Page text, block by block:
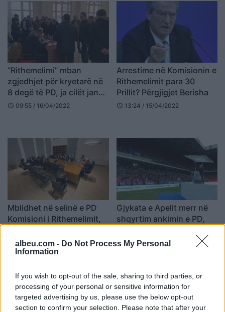
albeu.com - Do Not Process My Personal
Information
If you wish to opt-out of the sale, sharing to third parties, or
processing of your personal or sensitive information for
targeted advertising by us, please use the below opt-out
section to confirm your selection. Please note that after your
“Rithemelimi” mban
zgjedhjet për kryetarë në
8 degë të PD, ja cilët janë
kandidatët
schedule 09:55 / 16/04/2022
Arrestime në Komisionin e
Rithemelimit para 30
Prillit? Përgjigjet Berisha
schedule 13:24 / 15/04/2022
Mblidhet në selinë e PD
Komisioni i Rithemelimit,
(FOTO LAJM)
19:54 / 13/04/2022
Gjykata e Apelit merr në
shqyrtim ankimin e PD,
schedule 15:13 / 12/04/2022